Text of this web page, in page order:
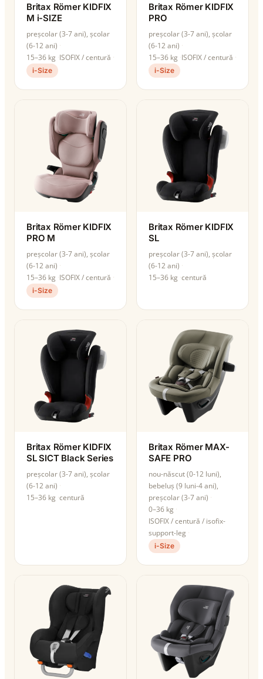
Britax Römer KIDFIX
M i-SIZE
preșcolar (3-7 ani), școlar
(6-12 ani)
15–36 kg ISOFIX / centură
i-Size
Britax Römer KIDFIX
PRO
preșcolar (3-7 ani), școlar
(6-12 ani)
15–36 kg ISOFIX / centură
i-Size
Britax Römer KIDFIX
PRO M
preșcolar (3-7 ani), școlar
(6-12 ani)
15–36 kg ISOFIX / centură
i-Size
Britax Römer KIDFIX
SL
preșcolar (3-7 ani), școlar
(6-12 ani)
15–36 kg centură
Britax Römer KIDFIX
SL SICT Black Series
preșcolar (3-7 ani), școlar
(6-12 ani)
15–36 kg centură
Britax Römer MAX-
SAFE PRO
nou-născut (0-12 luni),
bebeluș (9 luni-4 ani),
preșcolar (3-7 ani)
0–36 kg
ISOFIX / centură / isofix-
support-leg
i-Size